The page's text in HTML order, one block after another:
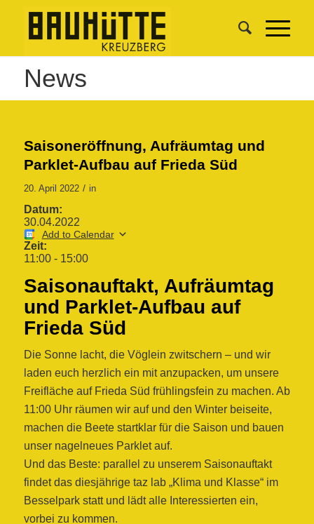
News
Saisoneröffnung, Aufräumtag und
Parklet-Aufbau auf Frieda Süd
20. April 2022 / in
Datum:
30.04.2022
Add to Calendar
Zeit:
11:00- 15:00
Saisonauftakt, Aufräumtag
und Parklet-Aufbau auf
Frieda Süd
Die Sonne lacht, die Vöglein zwitschern – und wir
laden euch herzlich ein mit anzupacken, um unsere
Freifläche auf Frieda Süd frühlingsfein zu machen. Ab
11:00 Uhr räumen wir auf und den Winter beiseite,
machen die Beete startklar für die Saison und bauen
unser nagelneues Parklet auf.
Und das Beste: parallel zu unserem Saisonauftakt
findet das diesjährige taz lab „Klima und Klasse“ im
Besselpark statt und lädt alle Interessierten ein,
vorbei zu kommen.